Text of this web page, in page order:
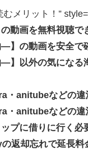
メリット！”
画を無料視聴で
】の動画を安全で
】以外の気になる
anitubeなどの違
anitubeなどの違
プに借りに行く必
返却忘れで延長料